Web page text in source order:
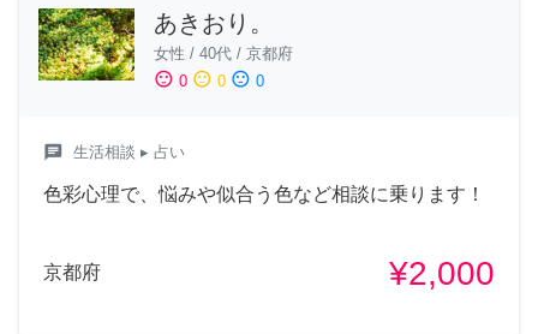
あきおり。
女性 / 40代 / 京都府
sentiment_satisfied 0 sentiment_neutral 0 sentiment_dissatisfied 0
chat 生活相談 ▸ 占い
色彩心理で、悩みや似合う色など相談に乗ります！
京都府 ¥2,000